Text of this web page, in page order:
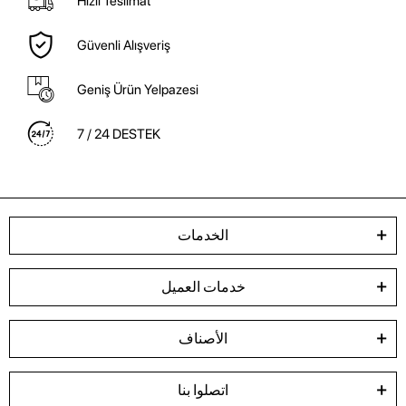
Güvenli Alışveriş
Geniş Ürün Yelpazesi
7 / 24 DESTEK
الخدمات
خدمات العميل
الأصناف
اتصلوا بنا